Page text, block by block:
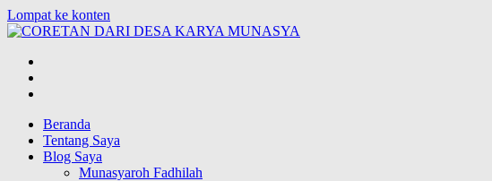
Lompat ke konten
Blog Wong Ndeso yang ingin berbagi berbagai hal di sekitarnya
Beranda
Tentang Saya
Blog Saya
Munasyaroh Fadhilah